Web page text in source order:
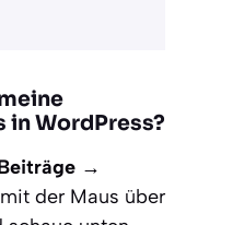
WordPress?
→
der Maus über